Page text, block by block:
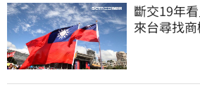
斷交19年
來台尋找商